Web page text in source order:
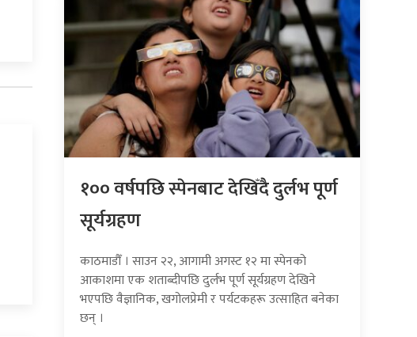
१०० वर्षपछि स्पेनबाट देखिँदै दुर्लभ पूर्ण
सूर्यग्रहण
काठमाडौँ । साउन २२, आगामी अगस्ट १२ मा स्पेनको
आकाशमा एक शताब्दीपछि दुर्लभ पूर्ण सूर्यग्रहण देखिने
भएपछि वैज्ञानिक, खगोलप्रेमी र पर्यटकहरू उत्साहित बनेका
छन् ।